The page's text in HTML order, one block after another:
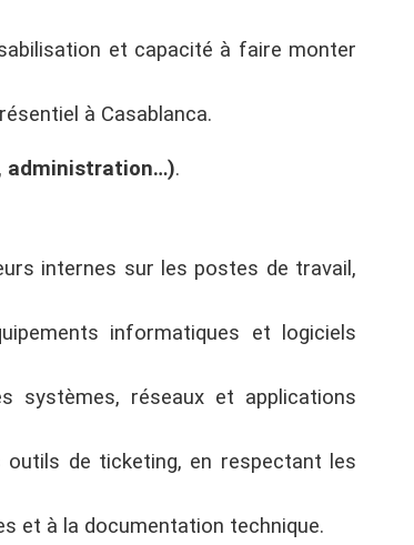
et capacité à faire monter
à Casablanca.
administration…).
internes sur les postes de travail,
informatiques et logiciels
systèmes, réseaux et applications
de ticketing, en respectant les
et à la documentation technique.